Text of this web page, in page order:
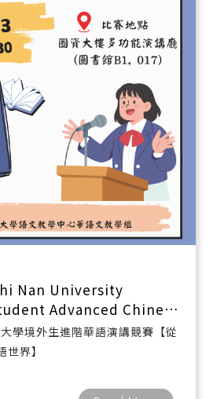
Nan University
Advanced Chinese
From the Heart: The
學境外生進階華語演講競賽【從
界】